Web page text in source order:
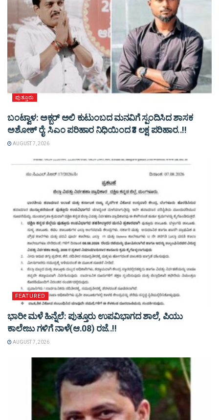
ಪುತ್ತೂರು
ಬಂಟ್ವಾಳ: ಅಕ್ಬರ್ ಅಲಿ ಕುಟುಂಬದ ಮನವಿಗೆ ಸ್ಪಂದಿಸಿದ ಶಾಸಕ
ಅಶೋಕ್ ರೈ: ಸಿಎಂ ಪರಿಹಾರ ನಿಧಿಯಿಂದ ₹3 ಲಕ್ಷ ಪರಿಹಾರ..!!
AUGUST 7, 2026
FEATURED
ಭಾರೀ ಮಳೆ ಹಿನ್ನೆಲೆ: ಪುತ್ತೂರು ಉಪವಿಭಾಗದ ಶಾಲೆ, ಪಿಯು
ಕಾಲೇಜು ಗಳಿಗೆ ನಾಳೆ(ಆ.08) ರಜೆ..!!
AUGUST 7, 2026